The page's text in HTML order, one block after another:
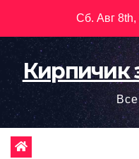
содержимому
Сб. Авг 8th,
Кирпичик